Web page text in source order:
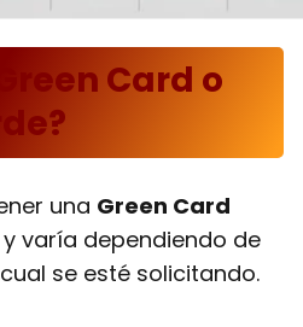
Card o
una Green Card
varía dependiendo de
se esté solicitando.